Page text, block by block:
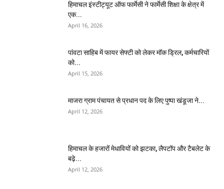
हिमाचल इंस्टीट्यूट ऑफ फार्मेसी ने फार्मेसी शिक्षा के क्षेत्र में
एक...
April 16, 2026
पांवटा साहिब में फायर सेफ्टी को लेकर मॉक ड्रिल, कर्मचारियों
को...
April 15, 2026
माजरा ग्राम पंचायत से प्रधान पद के लिए पुष्पा खंडूजा ने...
April 12, 2026
हिमाचल के हजारों मेधावियों को झटका, लैपटॉप और टैबलेट के
बढ़े...
April 12, 2026